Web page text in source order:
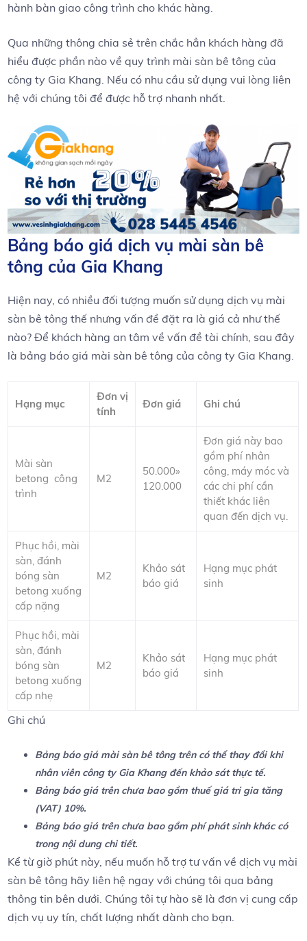
hành bàn giao công trình cho khác hàng.
Qua những thông chia sẻ trên chắc hẳn khách hàng đã
hiểu được phần nào về quy trình mài sàn bê tông của
công ty Gia Khang. Nếu có nhu cầu sử dụng vui lòng liên
hệ với chúng tôi để được hỗ trợ nhanh nhất.
Bảng báo giá dịch vụ mài sàn bê
tông của Gia Khang
Hiện nay, có nhiều đối tượng muốn sử dụng dịch vụ mài
sàn bê tông thế nhưng vấn đề đặt ra là giá cả như thế
nào? Để khách hàng an tâm về vấn đề tài chính, sau đây
là bảng báo giá mài sàn bê tông của công ty Gia Khang.
Hạng mục
Đơn vị
tính
Đơn giá Ghi chú
Mài sàn
betong công
trình
M2
50.000»
120.000
Đơn giá này bao
gồm phí nhân
công, máy móc và
các chi phí cần
thiết khác liên
quan đến dịch vụ.
Phục hồi, mài
sàn, đánh
bóng sàn
betong xuống
cấp nặng
M2
Khảo sát
báo giá
Hạng mục phát
sinh
Phục hồi, mài
sàn, đánh
bóng sàn
betong xuống
cấp nhẹ
M2
Khảo sát
báo giá
Hạng mục phát
sinh
Ghi chú
Bảng báo giá mài sàn bê tông trên có thể thay đổi khi
nhân viên công ty Gia Khang đến khảo sát thực tế.
Bảng báo giá trên chưa bao gồm thuế giá tri gia tăng
(VAT) 10%.
Bảng báo giá trên chưa bao gồm phí phát sinh khác có
trong nội dung chi tiết.
Kể từ giờ phút này, nếu muốn hỗ trợ tư vấn về dịch vụ mài
sàn bê tông hãy liên hệ ngay với chúng tôi qua bảng
thông tin bên dưới. Chúng tôi tự hào sẽ là đơn vị cung cấp
dịch vụ uy tín, chất lượng nhất dành cho bạn.